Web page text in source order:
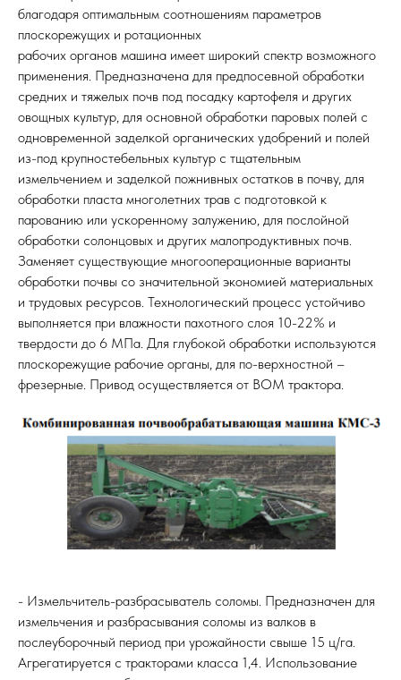
благодаря оптимальным соотношениям параметров
плоскорежущих и ротационных
рабочих органов машина имеет широкий спектр возможного
применения. Предназначена для предпосевной обработки
средних и тяжелых почв под посадку картофеля и других
овощных культур, для основной обработки паровых полей с
одновременной заделкой органических удобрений и полей
из-под крупностебельных культур с тщательным
измельчением и заделкой пожнивных остатков в почву, для
обработки пласта многолетних трав с подготовкой к
парованию или ускоренному залужению, для послойной
обработки солонцовых и других малопродуктивных почв.
Заменяет существующие многооперационные варианты
обработки почвы со значительной экономией материальных
и трудовых ресурсов. Технологический процесс устойчиво
выполняется при влажности пахотного слоя 10-22% и
твердости до 6 МПа. Для глубокой обработки используются
плоскорежущие рабочие органы, для по-верхностной –
фрезерные. Привод осуществляется от ВОМ трактора.
- Измельчитель-разбрасыватель соломы. Предназначен для
измельчения и разбрасывания соломы из валков в
послеуборочный период при урожайности свыше 15 ц/га.
Агрегатируется с тракторами класса 1,4. Использование